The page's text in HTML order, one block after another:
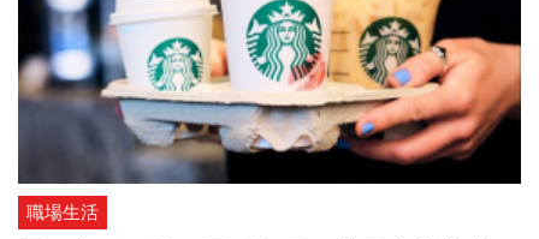
職場生活